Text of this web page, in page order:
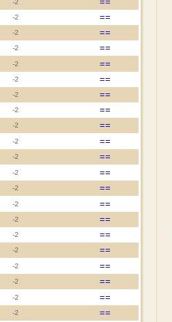
-2
-2
==
-2
==
-2
==
-2
==
-2
==
-2
==
-2
==
-2
==
-2
==
-2
==
-2
==
-2
==
-2
==
-2
==
-2
==
-2
==
-2
==
-2
==
-2
==
-2
==